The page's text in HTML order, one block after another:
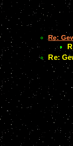
Re:
Re: